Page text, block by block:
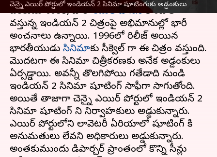
చెన్నై ఎయిర్ పోర్టులో ఇండియన్ 2 సినిమా షూటింగుకు అడ్డంకులు
దర్శకుడు శంకర్, హీరోకమల్ హాసన్కాంబోలో
వస్తున్న ఇండియన్ 2 చిత్రంపై అభిమానుల్లో భారీ
అంచనాలు ఉన్నాయి. 1996లో రిలీజ్ అయిన
భారతీయుడు సినిమాకు సీక్వెల్ గా ఈ చిత్రం వస్తుంది.
మొదటగా ఈ సినిమా చిత్రీకరణకు అనేక అడ్డంకులు
ఏర్పడ్డాయి. అవన్నీ తొలగిపోయి గతేడాది నుండి
ఇండియన్ 2 సినిమా షూటింగ్ సాఫీగా సాగుతోంది.
అయితే తాజాగా చెన్నై ఎయిర్ పోర్టులో ఇండియన్ 2
సినిమా షూటింగ్ ని నిర్వాహకులు అడ్డుకున్నారు.
ఎయిర్ పోర్టులోని లావెటరీ ఏరియాలో షూటింగ్ కి
అనుమతులు లేవని అధికారులు అడ్డుకున్నారు.
అంతకుముందు డిపార్చర్ ప్రాంతంలో కొన్ని సీన్లు